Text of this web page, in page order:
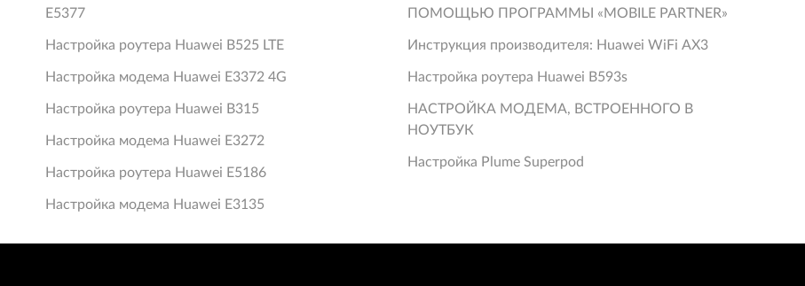
E5377
Настройка роутера Huawei B525 LTE
Hастройка модема Huawei E3372 4G
Настройка роутера Huawei B315
Hастройка модема Huawei E3272
Настройка роутера Huawei E5186
Hастройка модема Huawei E3135
ПОМОЩЬЮ ПРОГРАММЫ «MOBILE PARTNER»
Инструкция производителя: Huawei WiFi AX3
Настройка роутера Huawei B593s
НАСТРОЙКА МОДЕМА, ВСТРОЕННОГО В
НОУТБУК
Настройка Plume Superpod